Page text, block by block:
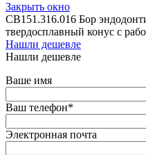
Закрыть окно
CB151.316.016 Бор
твердосплавный конус с
Нашли дешевле
Нашли дешевле
Ваше имя
Ваш телефон*
Электронная почта